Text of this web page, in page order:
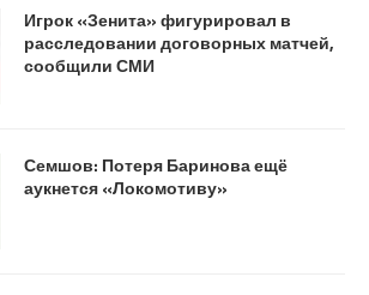
Игрок «Зенита» фигурировал в
расследовании договорных матчей,
сообщили СМИ
Семшов: Потеря Баринова ещё
аукнется «Локомотиву»